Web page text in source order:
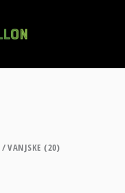
VANJSKE (20)